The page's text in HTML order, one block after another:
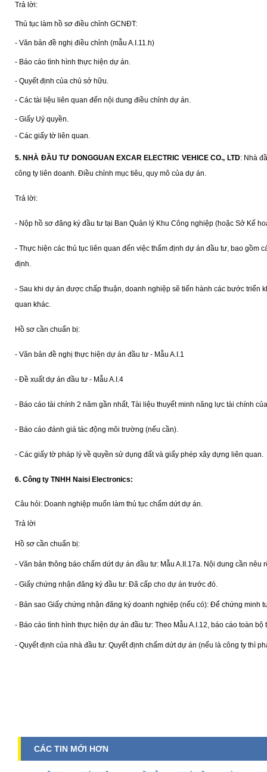
Trả lời:
Thủ tục làm hồ sơ điều chỉnh GCNĐT:
- Văn bản đề nghị điều chỉnh (mẫu A.I.11.h)
- Báo cáo tình hình thực hiện dự án.
- Quyết định của chủ sở hữu.
- Các tài liệu liên quan đến nội dung điều chỉnh dự án.
- Giấy Uỷ quyền.
- Các giấy tờ liên quan.
5. NHÀ ĐẦU TƯ DONGGUAN EXCAR ELECTRIC VEHICE CO., LTD:Nhà
công ty liên doanh. Điều chỉnh mục tiêu, quy mô của dự án.
Trả lời:
- Nộp hồ sơ đăng ký đầu tư tại Ban Quản lý Khu Công nghiệp (hoặc Sở Kế
- Thực hiện các thủ tục liên quan đến việc thẩm định dự án đầu tư, bao gồm
định.
- Sau khi dự án được chấp thuận, doanh nghiệp sẽ tiến hành các bước triển
quan khác.
Hồ sơ cần chuẩn bị:
- Văn bản đề nghị thực hiện dự án đầu tư - Mẫu A.I.1
- Đề xuất dự án đầu tư - Mẫu A.I.4
- Báo cáo tài chính 2 năm gần nhất, Tài liệu thuyết minh năng lực tài chính
- Báo cáo đánh giá tác động môi trường (nếu cần).
- Các giấy tờ pháp lý về quyền sử dụng đất và giấy phép xây dựng liên quan.
6. Công ty TNHH Naisi Electronics:
Câu hỏi: Doanh nghiệp muốn làm thủ tục chấm dứt dự án.
Trả lời
Hồ sơ cần chuẩn bị:
- Văn bản thông báo chấm dứt dự án đầu tư: Mẫu A.II.17a. Nội dung cần nêu
- Giấy chứng nhận đăng ký đầu tư: Đã cấp cho dự án trước đó.
- Bản sao Giấy chứng nhận đăng ký doanh nghiệp (nếu có): Để chứng minh
- Báo cáo tình hình thực hiện dự án đầu tư: Theo Mẫu A.I.12, báo cáo toàn
- Quyết định của nhà đầu tư: Quyết định chấm dứt dự án (nếu là công ty thì
CÁC TIN MỚI HƠN